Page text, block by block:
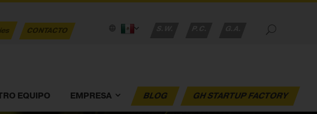
CONTACTO
EQUIPO EMPRESA BLOG GH STARTUP FACTORY